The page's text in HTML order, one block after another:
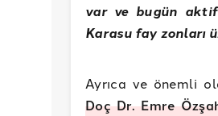
var ve bugün
Karasu fay zonları
Ayrıca ve önemli
Doç Dr. Emre